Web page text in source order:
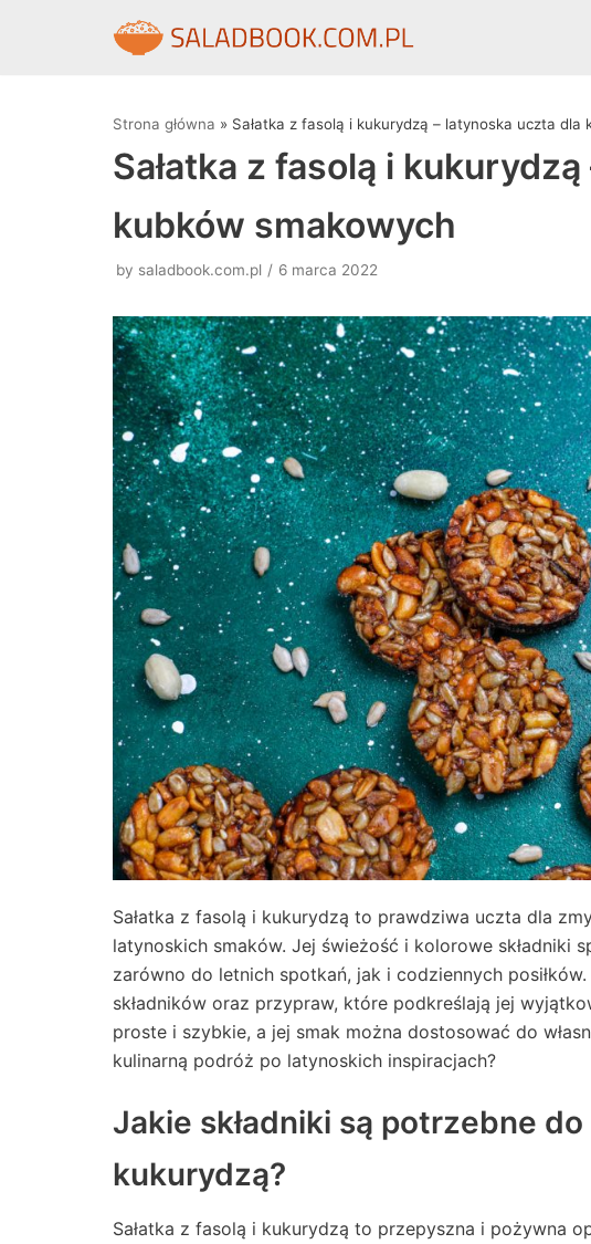
Strona główna » Sałatka z fasolą i kukurydzą – latynoska uczta dla
Sałatka z fasolą i
kubków smakowych
by saladbook.com.pl 6 marca 2022
Sałatka z fasolą i kukurydzą to prawdziwa uczta dla
latynoskich smaków. Jej świeżość i kolorowe składniki
zarówno do letnich spotkań, jak i codziennych
składników oraz przypraw, które podkreślają jej
proste i szybkie, a jej smak można dostosować do
kulinarną podróż po latynoskich inspiracjach?
Jakie składniki są potrzebne do
kukurydzą?
Sałatka z fasolą i kukurydzą to przepyszna i pożywna